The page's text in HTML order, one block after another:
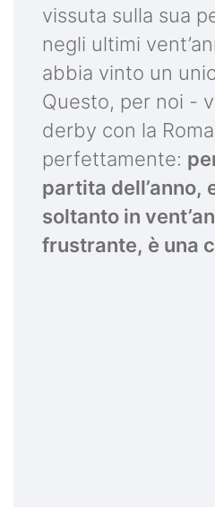
vissuta sulla sua
negli ultimi
abbia vinto un
Questo, per noi -
derby con la
perfettamente:
partita dell’anno,
soltanto in
frustrante, è una